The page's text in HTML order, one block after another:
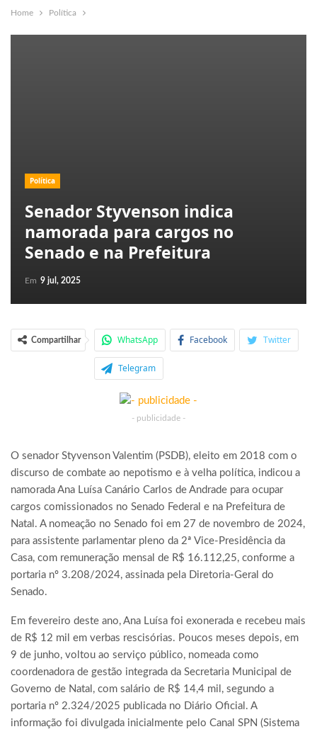
Home Política
Política
Senador Styvenson indica
namorada para cargos no
Senado e na Prefeitura
Em 9 jul, 2025
Compartilhar WhatsApp Facebook Twitter
Telegram
- publicidade -
O senador Styvenson Valentim (PSDB), eleito em 2018 com o
discurso de combate ao nepotismo e à velha política, indicou a
namorada Ana Luísa Canário Carlos de Andrade para ocupar
cargos comissionados no Senado Federal e na Prefeitura de
Natal. A nomeação no Senado foi em 27 de novembro de 2024,
para assistente parlamentar pleno da 2ª Vice-Presidência da
Casa, com remuneração mensal de R$ 16.112,25, conforme a
portaria nº 3.208/2024, assinada pela Diretoria-Geral do
Senado.
Em fevereiro deste ano, Ana Luísa foi exonerada e recebeu mais
de R$ 12 mil em verbas rescisórias. Poucos meses depois, em
9 de junho, voltou ao serviço público, nomeada como
coordenadora de gestão integrada da Secretaria Municipal de
Governo de Natal, com salário de R$ 14,4 mil, segundo a
portaria nº 2.324/2025 publicada no Diário Oficial. A
informação foi divulgada inicialmente pelo Canal SPN (Sistema